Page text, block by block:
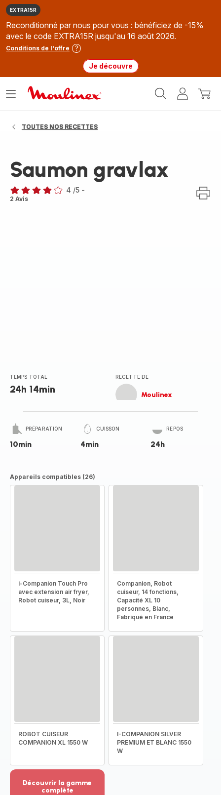
EXTRA15R
Reconditionné par nous pour vous : bénéficiez de -15%
avec le code EXTRA15R jusqu'au 16 août 2026.
Conditions de l'offre
Je découvre
MonMon
Ouvrir
TOUTES NOS RECETTES
Saumon gravlax
Avis
4 /5 -
2 Avis
TEMPS TOTAL
24h 14min
RECETTE DE
Moulinex
PRÉPARATION
10min
CUISSON
4min
REPOS
24h
Appareils compatibles (26)
i-Companion Touch Pro
avec extension air fryer,
Robot cuiseur, 3L, Noir
Companion, Robot
cuiseur, 14 fonctions,
Capacité XL 10
personnes, Blanc,
Fabriqué en France
ROBOT CUISEUR
COMPANION XL 1550 W
I-COMPANION SILVER
PREMIUM ET BLANC 1550
W
Découvrir la gamme
complète